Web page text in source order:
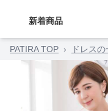
新着商品
PATIRA TOP › ドレスの